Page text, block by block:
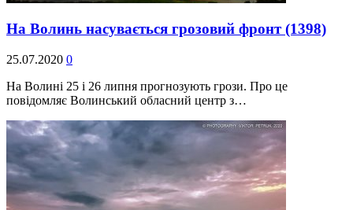
На Волинь насувається грозовий фронт(1398)
25.07.2020 0
На Волині 25 і 26 липня прогнозують грози. Про це
повідомляє Волинський обласний центр з…